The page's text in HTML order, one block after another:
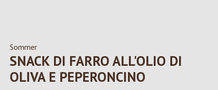
Sommer
SNACK DI FARRO ALL'OLIO DI
OLIVA E PEPERONCINO